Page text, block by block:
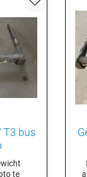
T3 bus
te